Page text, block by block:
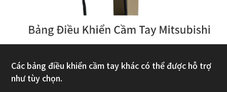
Các bảng điều khiển cầm tay khác có thể được hỗ trợ
như tùy chọn.